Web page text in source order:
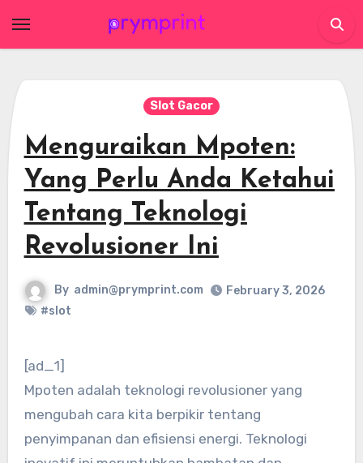
Slot Gacor
Menguraikan Mpoten:
Yang Perlu Anda Ketahui
Tentang Teknologi
Revolusioner Ini
By admin@prymprint.com
February 3, 2026
#slot
[ad_1]
Mpoten adalah teknologi revolusioner yang
mengubah cara kita berpikir tentang
penyimpanan dan efisiensi energi. Teknologi